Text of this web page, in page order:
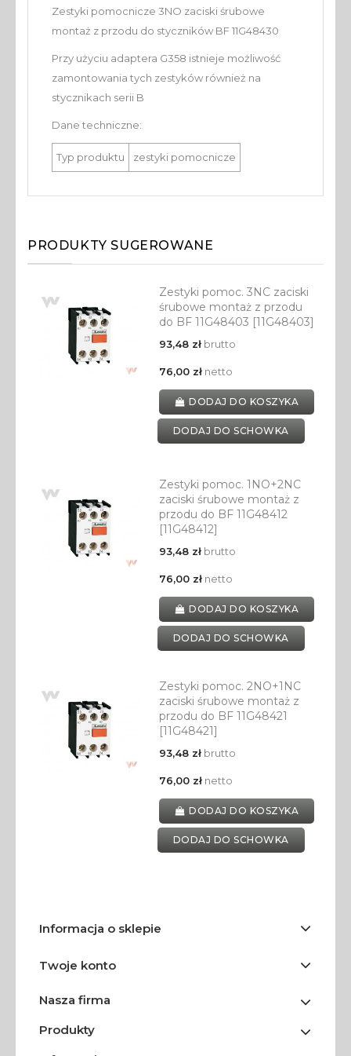
Zestyki pomocnicze 3NO zaciski śrubowe
montaż z przodu do styczników BF 11G48430
Przy użyciu adaptera G358 istnieje możliwość
zamontowania tych zestyków również na
stycznikach serii B
Dane techniczne:
Typ produktu zestyki pomocnicze
PRODUKTY SUGEROWANE
Zestyki pomoc. 3NC zaciski
śrubowe montaż z przodu
do BF 11G48403 [11G48403]
93,48 złbrutto
76,00 złnetto
DODAJ DO KOSZYKA
DODAJ DO SCHOWKA
Zestyki pomoc. 1NO+2NC
zaciski śrubowe montaż z
przodu do BF 11G48412
[11G48412]
93,48 złbrutto
76,00 złnetto
DODAJ DO KOSZYKA
DODAJ DO SCHOWKA
Zestyki pomoc. 2NO+1NC
zaciski śrubowe montaż z
przodu do BF 11G48421
[11G48421]
93,48 złbrutto
76,00 złnetto
DODAJ DO KOSZYKA
DODAJ DO SCHOWKA
Informacja o sklepie
Twoje konto
Nasza firma
Produkty